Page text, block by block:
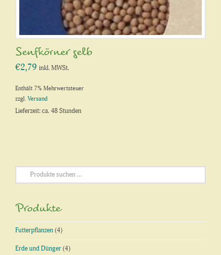
Senfkörner gelb
€2,79 inkl. MWSt.
Enthält 7% Mehrwertsteuer
zzgl.Versand
Lieferzeit: ca. 48 Stunden
Suchen
nach:
Produkte
Futterpflanzen (4)
Erde und Dünger (4)